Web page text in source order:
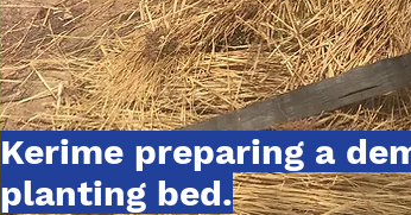
Kerime preparing a
planting bed.